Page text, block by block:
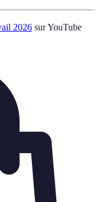
2026 sur YouTube